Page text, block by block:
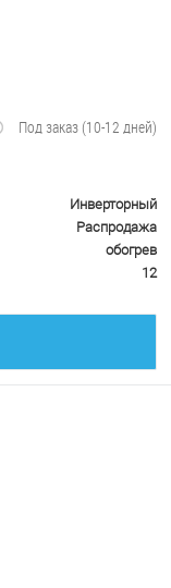
Под заказ (10-12 дней)
Инверторный
Распродажа
обогрев
12